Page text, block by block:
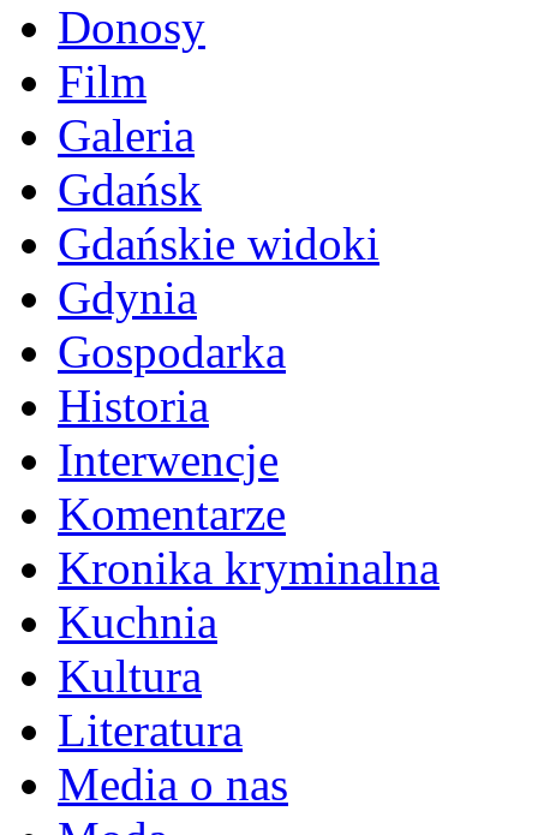
Donosy
Film
Galeria
Gdańsk
Gdańskie widoki
Gdynia
Gospodarka
Historia
Interwencje
Komentarze
Kronika kryminalna
Kuchnia
Kultura
Literatura
Media o nas